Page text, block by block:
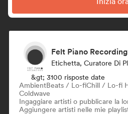
Felt Piano
Etichetta, Curatore Di
&gt; 3100 risposte date
AmbientBeats / Lo-fiChill / Lo-fi
Coldwave
Ingaggiare artisti o pubblicare la
Aggiungere artisti nelle mie